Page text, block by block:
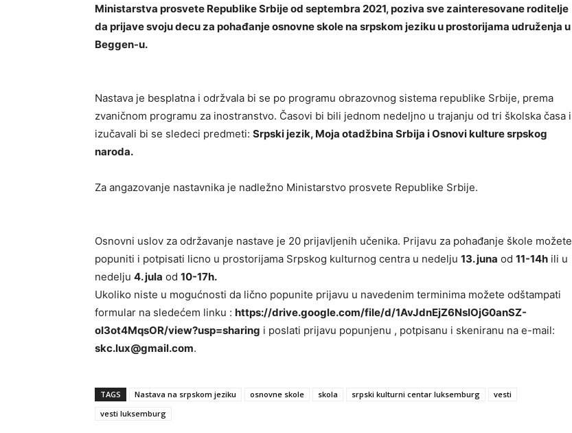
Ministarstva prosvete Republike Srbije od septembra 2021, poziva sve zainteresovane roditelje
da prijave svoju decu za pohađanje osnovne skole na srpskom jeziku u prostorijama udruženja u
Beggen-u.
Nastava je besplatna i održvala bi se po programu obrazovnog sistema republike Srbije, prema
zvaničnom programu za inostranstvo. Časovi bi bili jednom nedeljno u trajanju od tri školska časa i
izučavali bi se sledeci predmeti: Srpski jezik, Moja otadžbina Srbija i Osnovi kulture srpskog
naroda.
Za angazovanje nastavnika je nadležno Ministarstvo prosvete Republike Srbije.
Osnovni uslov za održavanje nastave je 20 prijavljenih učenika. Prijavu za pohađanje škole možete
popuniti i potpisati licno u prostorijama Srpskog kulturnog centra u nedelju 13. juna od 11-14h ili u
nedelju 4. jula od 10-17h.
Ukoliko niste u mogućnosti da lično popunite prijavu u navedenim terminima možete odštampati
formular na sledećem linku : https://drive.google.com/file/d/1AvJdnEjZ6NsIOjG0anSZ-
oI3ot4MqsOR/view?usp=sharing i poslati prijavu popunjenu , potpisanu i skeniranu na e-mail:
skc.lux@gmail.com.
TAGS Nastava na srpskom jeziku osnovne skole skola srpski kulturni centar luksemburg
vesti
vesti luksemburg